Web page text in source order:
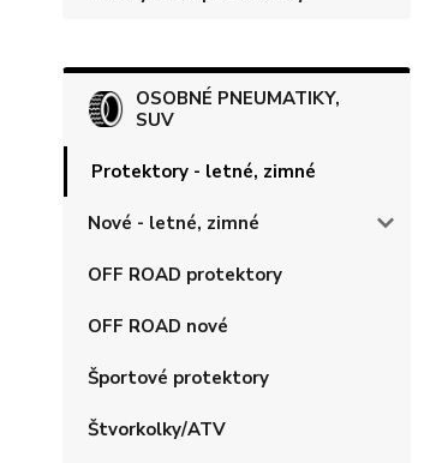
OSOBNÉ PNEUMATIKY,
SUV
Protektory - letné, zimné
Nové - letné, zimné
OFF ROAD protektory
OFF ROAD nové
Športové protektory
Štvorkolky/ATV